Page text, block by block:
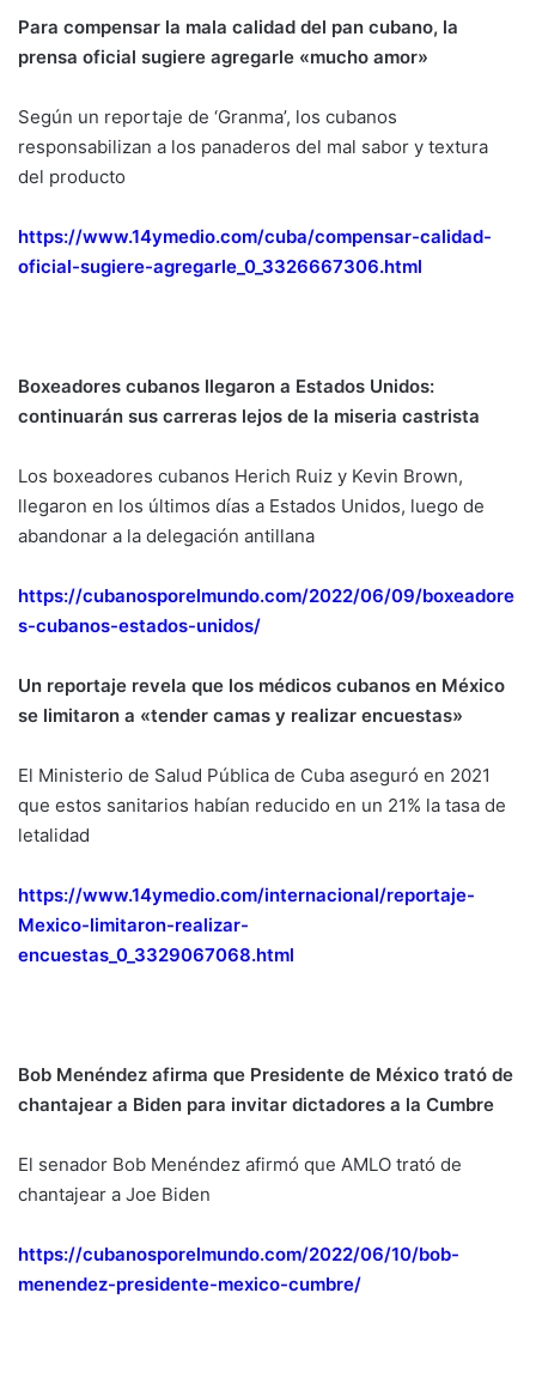
Para compensar la mala calidad del pan cubano, la
prensa oficial sugiere agregarle «mucho amor»
Según un reportaje de ‘Granma’, los cubanos
responsabilizan a los panaderos del mal sabor y textura
del producto
https://www.14ymedio.com/cuba/compensar-calidad-
oficial-sugiere-agregarle_0_3326667306.html
Boxeadores cubanos llegaron a Estados Unidos:
continuarán sus carreras lejos de la miseria castrista
Los boxeadores cubanos Herich Ruiz y Kevin Brown,
llegaron en los últimos días a Estados Unidos, luego de
abandonar a la delegación antillana
https://cubanosporelmundo.com/2022/06/09/boxeadore
s-cubanos-estados-unidos/
Un reportaje revela que los médicos cubanos en México
se limitaron a «tender camas y realizar encuestas»
El Ministerio de Salud Pública de Cuba aseguró en 2021
que estos sanitarios habían reducido en un 21% la tasa de
letalidad
https://www.14ymedio.com/internacional/reportaje-
Mexico-limitaron-realizar-
encuestas_0_3329067068.html
Bob Menéndez afirma que Presidente de México trató de
chantajear a Biden para invitar dictadores a la Cumbre
El senador Bob Menéndez afirmó que AMLO trató de
chantajear a Joe Biden
https://cubanosporelmundo.com/2022/06/10/bob-
menendez-presidente-mexico-cumbre/